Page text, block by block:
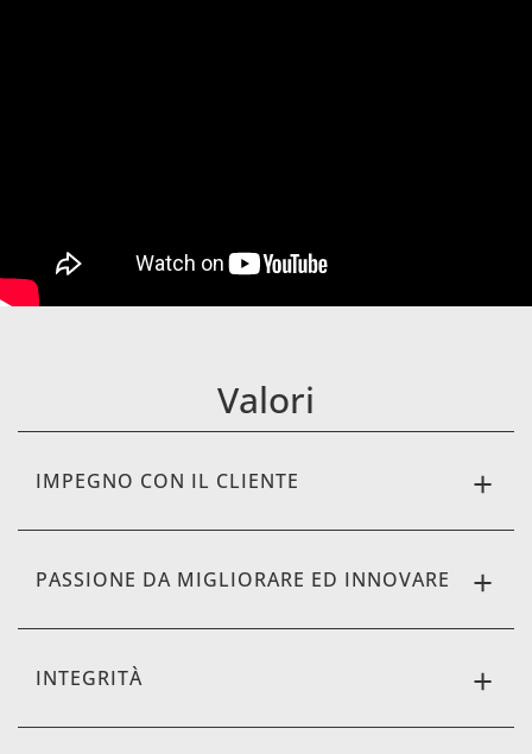
Valori
IMPEGNO CON IL CLIENTE
PASSIONE DA MIGLIORARE ED INNOVARE
INTEGRITÀ